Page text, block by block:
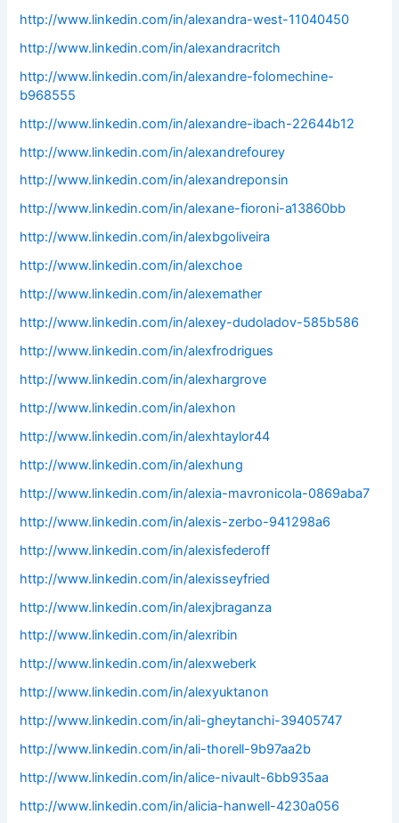
http://www.linkedin.com/in/alexandra-west-11040450
http://www.linkedin.com/in/alexandracritch
http://www.linkedin.com/in/alexandre-folomechine-
b968555
http://www.linkedin.com/in/alexandre-ibach-22644b12
http://www.linkedin.com/in/alexandrefourey
http://www.linkedin.com/in/alexandreponsin
http://www.linkedin.com/in/alexane-fioroni-a13860bb
http://www.linkedin.com/in/alexbgoliveira
http://www.linkedin.com/in/alexchoe
http://www.linkedin.com/in/alexemather
http://www.linkedin.com/in/alexey-dudoladov-585b586
http://www.linkedin.com/in/alexfrodrigues
http://www.linkedin.com/in/alexhargrove
http://www.linkedin.com/in/alexhon
http://www.linkedin.com/in/alexhtaylor44
http://www.linkedin.com/in/alexhung
http://www.linkedin.com/in/alexia-mavronicola-0869aba7
http://www.linkedin.com/in/alexis-zerbo-941298a6
http://www.linkedin.com/in/alexisfederoff
http://www.linkedin.com/in/alexisseyfried
http://www.linkedin.com/in/alexjbraganza
http://www.linkedin.com/in/alexribin
http://www.linkedin.com/in/alexweberk
http://www.linkedin.com/in/alexyuktanon
http://www.linkedin.com/in/ali-gheytanchi-39405747
http://www.linkedin.com/in/ali-thorell-9b97aa2b
http://www.linkedin.com/in/alice-nivault-6bb935aa
http://www.linkedin.com/in/alicia-hanwell-4230a056